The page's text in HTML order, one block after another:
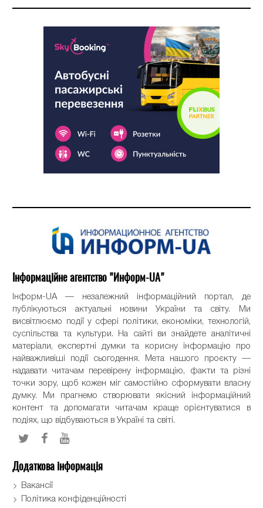
Інформаційне агентство "Информ-UA"
Інформ-UA — незалежний інформаційний портал, де
публікуються актуальні новини України та світу. Ми
висвітлюємо події у сфері політики, економіки, технологій,
суспільства та культури. На сайті ви знайдете аналітичні
матеріали, експертні думки та корисну інформацію про
найважливіші події сьогодення. Мета нашого проєкту —
надавати читачам перевірену інформацію, факти та різні
точки зору, щоб кожен міг самостійно сформувати власну
думку. Ми прагнемо створювати якісний інформаційний
контент та допомагати читачам краще орієнтуватися в
подіях, що відбуваються в Україні та світі.
Додаткова інформація
Вакансії
Політика конфіденційності